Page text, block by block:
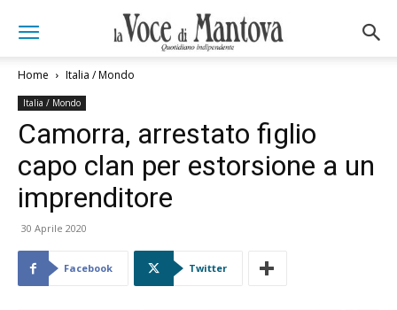
Home Italia / Mondo
Italia / Mondo
Camorra, arrestato figlio
capo clan per estorsione a un
imprenditore
30 Aprile 2020
Facebook Twitter